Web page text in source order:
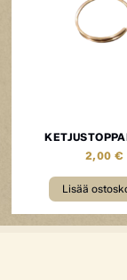
2,00 €
Lisää